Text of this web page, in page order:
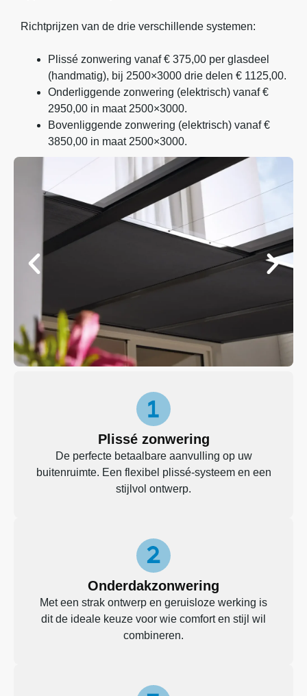
Richtprijzen van de drie verschillende systemen:
Plissé zonwering vanaf € 375,00 per glasdeel
(handmatig), bij 2500×3000 drie delen € 1125,00.
Onderliggende zonwering (elektrisch) vanaf €
2950,00 in maat 2500×3000.
Bovenliggende zonwering (elektrisch) vanaf €
3850,00 in maat 2500×3000.
Plissé zonwering
De perfecte betaalbare aanvulling op uw
buitenruimte. Een flexibel plissé-systeem en een
stijlvol ontwerp.
Onderdakzonwering
Met een strak ontwerp en geruisloze werking is
dit de ideale keuze voor wie comfort en stijl wil
combineren.